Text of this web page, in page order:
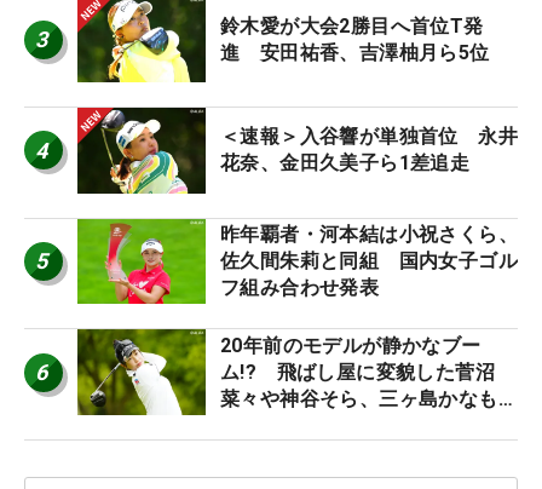
3
鈴木愛が大会2勝目へ首位T発
進 安田祐香、吉澤柚月ら5位
4
＜速報＞入谷響が単独首位 永井
花奈、金田久美子ら1差追走
5
昨年覇者・河本結は小祝さくら、
佐久間朱莉と同組 国内女子ゴル
フ組み合わせ発表
6
20年前のモデルが静かなブー
ム!? 飛ばし屋に変貌した菅沼
菜々や神谷そら、三ヶ島かなも使